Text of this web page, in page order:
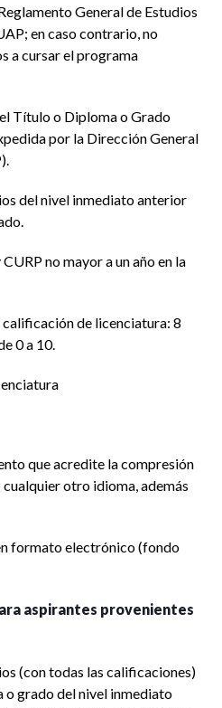
General de Estudios
en caso contrario, no
a cursar el programa
Título o Diploma o Grado
por la Dirección General
del nivel inmediato anterior
no mayor a un año en la
de licenciatura: 8
0 a 10.
que acredite la compresión
otro idioma, además
formato electrónico (fondo
aspirantes provenientes
(con todas las calificaciones)
grado del nivel inmediato